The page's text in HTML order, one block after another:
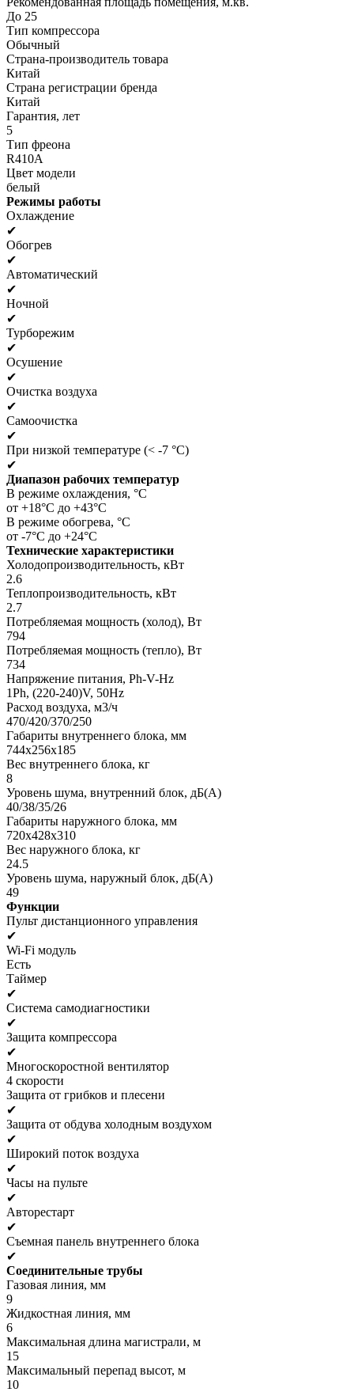
До 25
Тип компрессора
Обычный
Страна-производитель товара
Китай
Страна регистрации бренда
Китай
Гарантия, лет
5
Тип фреона
R410A
Цвет модели
белый
Режимы работы
Охлаждение
✔
Обогрев
✔
Автоматический
✔
Ночной
✔
Турборежим
✔
Осушение
✔
Очистка воздуха
✔
Самоочистка
✔
При низкой температуре (< -7 °C)
✔
Диапазон рабочих температур
В режиме охлаждения, °C
от +18°C до +43°C
В режиме обогрева, °C
от -7°C до +24°C
Технические характеристики
Холодопроизводительность, кВт
2.6
Теплопроизводительность, кВт
2.7
Потребляемая мощность (холод), Вт
794
Потребляемая мощность (тепло), Вт
734
Напряжение питания, Ph-V-Hz
1Ph, (220-240)V, 50Hz
Расход воздуха, м3/ч
470/420/370/250
Габариты внутреннего блока, мм
744x256x185
Вес внутреннего блока, кг
8
Уровень шума, внутренний блок, дБ(А)
40/38/35/26
Габариты наружного блока, мм
720x428x310
Вес наружного блока, кг
24.5
Уровень шума, наружный блок, дБ(А)
49
Функции
Пульт дистанционного управления
✔
Wi-Fi модуль
Есть
Таймер
✔
Система самодиагностики
✔
Защита компрессора
✔
Многоскоростной вентилятор
4 скорости
Защита от грибков и плесени
✔
Защита от обдува холодным воздухом
✔
Широкий поток воздуха
✔
Часы на пульте
✔
Авторестарт
✔
Съемная панель внутреннего блока
✔
Соединительные трубы
Газовая линия, мм
9
Жидкостная линия, мм
6
Максимальная длина магистрали, м
15
Максимальный перепад высот, м
10